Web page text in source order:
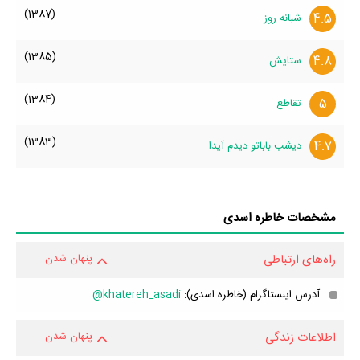
4.5 شبانه روز (1387)
4.8 ستایش (1385)
5 تقاطع (1384)
4.7 دیشب باباتو دیدم آیدا (1383)
مشخصات خاطره اسدی
راه‌های ارتباطی پنهان شدن
آدرس اینستاگرام (خاطره اسدی): khatereh_asadi@
اطلاعات زندگی پنهان شدن